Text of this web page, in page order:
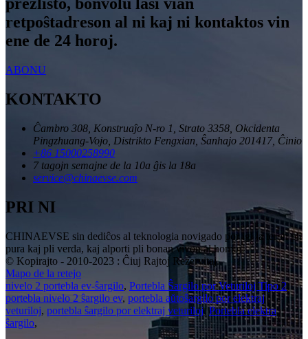
prezlisto, bonvolu lasi vian
retpoŝtadreson al ni kaj ni kontaktos vin
ene de 24 horoj.
ABONU
KONTAKTO
Ĉambro 308, Konstruaĵo N-ro 1, Strato 3358, Okcidenta
Pingzhuang-Vojo, Distrikto Fengxian, Ŝanhajo 201417, Ĉinio
+86 15000258990
7 tagojn semajne de la 10a ĝis la 18a
service@chinaevse.com
PRI NI
CHINAEVSE sin dediĉos al teknologia novigado por igi la teron pli
pura kaj pli verda, kaj alporti pli bonan vivon al homoj!
© Kopirajto - 2010-2023 : Ĉiuj Rajtoj Rezervitaj.
Mapo de la retejo
nivelo 2 portebla ev-ŝargilo, Portebla Ŝargilo por Veturiloj Tipo 2,
portebla nivelo 2 ŝargilo ev, portebla aŭtoŝargilo por elektraj
veturiloj, portebla ŝargilo por elektraj veturiloj,Portebla elektra
ŝargilo,